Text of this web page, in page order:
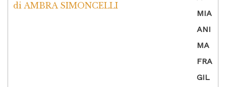
Valutato5su
di AMBRA SIMONCELLI